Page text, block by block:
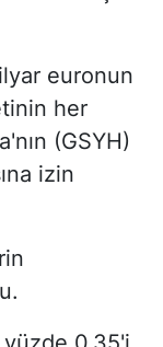
euronun
her
(GSYH)
izin